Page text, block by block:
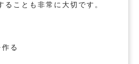
ることも非常に大切です。
る